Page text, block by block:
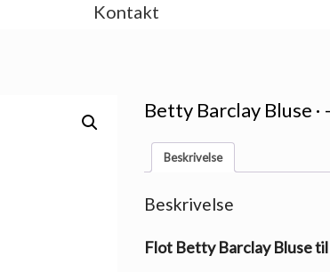
Kontakt
Betty Barclay Bluse ·
Beskrivelse
Beskrivelse
Flot Betty Barclay Bluse